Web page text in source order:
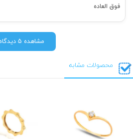
فوق العاده
مشاهده 5 دیدگاه
محصولات مشابه